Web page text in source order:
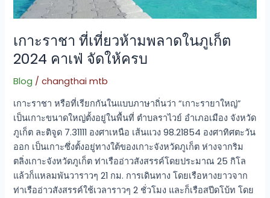
เกาะราชา ที่เที่ยวห้ามพลาดในภูเก็ต
2024 คาเฟ่ จัดให้ครบ
Blog /changthai mtb
เกาะราชา หรือที่เรียกกันในแบบภาษาถิ่นว่า “เกาะรายาใหญ่”
เป็นเกาะขนาดใหญ่ตั้งอยู่ในพื้นที่ ตําบลราไวย์ อําเภอเมือง จังหวัด
ภูเก็ต ละติจูด 7.31111 องศาเหนือ เส้นแวง 98.21854 องศาทิศตะวัน
ออก เป็นเกาะซึ่งตั้งอยู่ทางใต้ของเกาะจังหวัดภูเก็ต ห่างจากริม
ตลิ่งเกาะจังหวัดภูเก็ต ท่าเรืออ่าวสังสรรค์โดยประมาณ 25 กิโล
แล้วก็แหลมพันวาราวๆ 21 กม. การเดินทาง โดยเรือหางยาวจาก
ท่าเรืออ่าวสังสรรค์ใช้เวลาราวๆ 2 ชั่วโมง และก็เรือสปีดโบ้ท โดย
2024
คาเฟ่
จัด
ให้
ครบ